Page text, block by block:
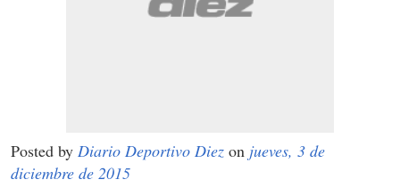
Posted by Diario Deportivo Diez on jueves, 3 de
diciembre de 2015